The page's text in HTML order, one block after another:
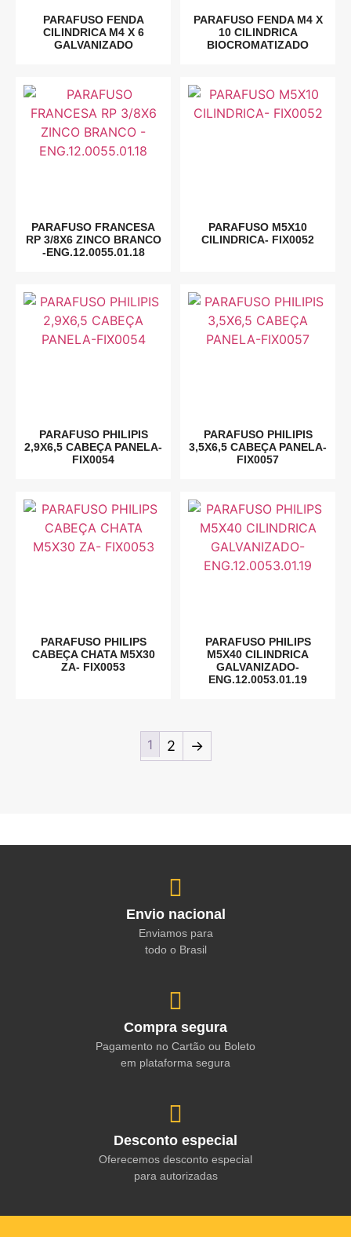
PARAFUSO FENDA
CILINDRICA M4 X 6
GALVANIZADO
PARAFUSO FENDA M4 X
10 CILINDRICA
BIOCROMATIZADO
PARAFUSO FRANCESA
RP 3/8X6 ZINCO BRANCO
-ENG.12.0055.01.18
PARAFUSO M5X10
CILINDRICA- FIX0052
PARAFUSO PHILIPIS
2,9X6,5 CABEÇA PANELA-
FIX0054
PARAFUSO PHILIPIS
3,5X6,5 CABEÇA PANELA-
FIX0057
PARAFUSO PHILIPS
CABEÇA CHATA M5X30
ZA- FIX0053
PARAFUSO PHILIPS
M5X40 CILINDRICA
GALVANIZADO-
ENG.12.0053.01.19
1 2 →
Envio nacional
Enviamos para
todo o Brasil
Compra segura
Pagamento no Cartão ou Boleto
em plataforma segura
Desconto especial
Oferecemos desconto especial
para autorizadas